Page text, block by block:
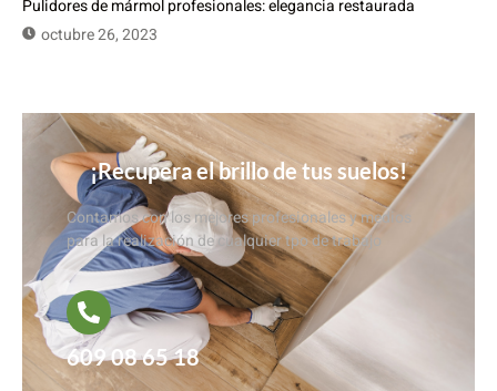
Pulidores de mármol profesionales: elegancia restaurada
octubre 26, 2023
¡Recupera el brillo de tus suelos!
Contamos con los mejores profesionales y medios
para la realización de cualquier tpo de trabajo
609 08 65 18